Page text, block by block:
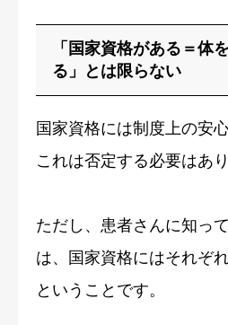
「国家資格がある＝体
る」とは限らない
国家資格には制度上の安
これは否定する必要はあり
ただし、患者さんに知っ
は、国家資格にはそれぞ
ということです。